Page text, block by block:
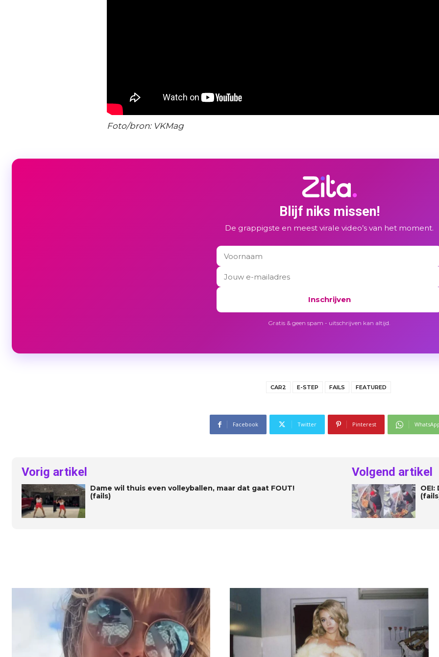
Foto/bron: VKMag
Blijf niks missen!
De grappigste en meest virale video’s van het moment.
Inschrijven
Gratis & geen spam - uitschrijven kan altijd.
CAR2 E-STEP FAILS FEATURED
Facebook Twitter Pinterest
Vorig artikel
Dame wil thuis even volleyballen, maar dat gaat FOUT!
(fails)
Volgend artikel